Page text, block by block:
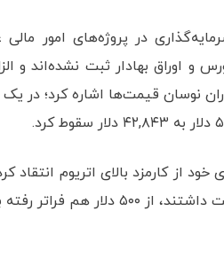
و اوراق بهادار ثبت نشده‌اند
از کارمزد بالای اتریوم